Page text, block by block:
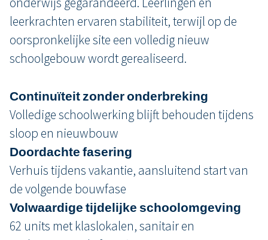
leerkrachten ervaren stabiliteit, terwijl op de
oorspronkelijke site een volledig nieuw
schoolgebouw wordt gerealiseerd.
Continuïteit zonder onderbreking
Volledige schoolwerking blijft behouden tijdens
sloop en nieuwbouw
Doordachte fasering
Verhuis tijdens vakantie, aansluitend start van
de volgende bouwfase
Volwaardige tijdelijke schoolomgeving
62 units met klaslokalen, sanitair en